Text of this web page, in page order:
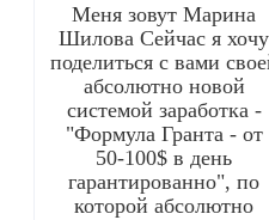
Меня зовут Марина
Шилова Сейчас я хочу
поделиться с вами
абсолютно новой
системой заработка -
"Формула Гранта - от
50-100$ в день
гарантированно", по
которой абсолютно